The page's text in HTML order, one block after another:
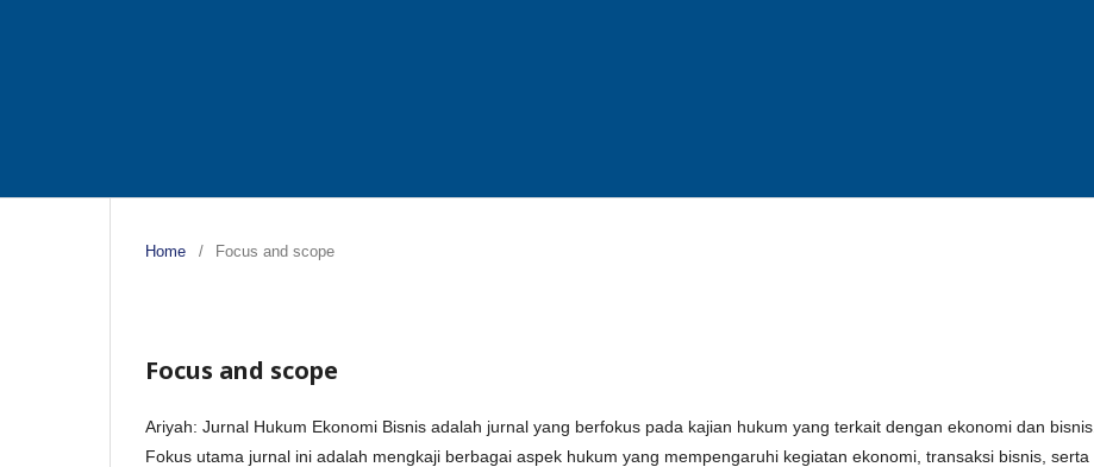
Home / Focus and scope
Focus and scope
Ariyah: Jurnal Hukum Ekonomi Bisnis adalah jurnal yang berfokus pada kajian hukum yang terkait dengan ekonomi dan bisnis.
Fokus utama jurnal ini adalah mengkaji berbagai aspek hukum yang mempengaruhi kegiatan ekonomi, transaksi bisnis, serta